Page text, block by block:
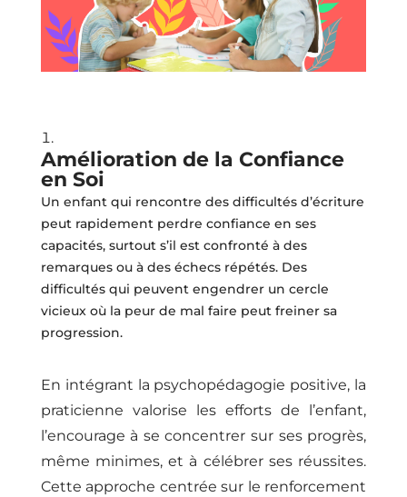
Amélioration de la Confiance
en Soi
Un enfant qui rencontre des difficultés d’écriture
peut rapidement perdre confiance en ses
capacités, surtout s’il est confronté à des
remarques ou à des échecs répétés. Des
difficultés qui peuvent engendrer un cercle
vicieux où la peur de mal faire peut freiner sa
progression.
En intégrant la psychopédagogie positive, la
praticienne valorise les efforts de l’enfant,
l’encourage à se concentrer sur ses progrès,
même minimes, et à célébrer ses réussites.
Cette approche centrée sur le renforcement